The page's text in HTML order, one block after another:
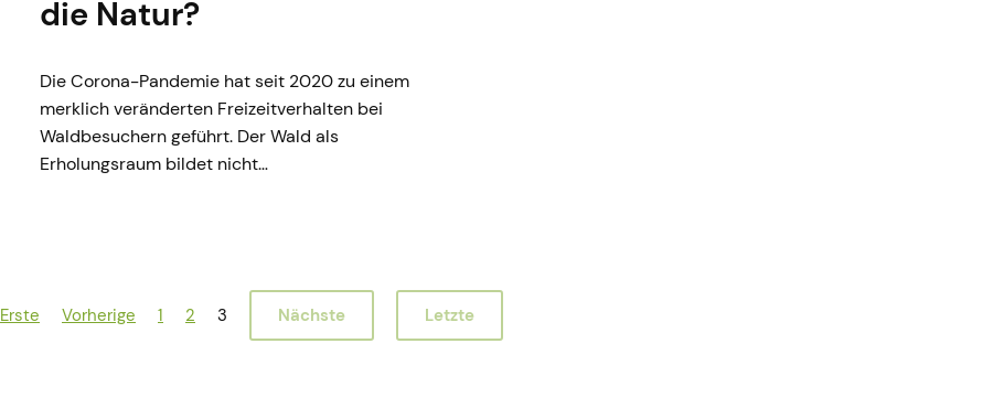
die Natur?
Die Corona-Pandemie hat seit 2020 zu einem
merklich veränderten Freizeitverhalten bei
Waldbesuchern geführt. Der Wald als
Erholungsraum bildet nicht…
Erste Vorherige 1 2 3 Nächste Letzte